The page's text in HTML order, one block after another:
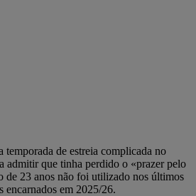
temporada de estreia complicada no
admitir que tinha perdido o «prazer pelo
de 23 anos não foi utilizado nos últimos
encarnados em 2025/26.